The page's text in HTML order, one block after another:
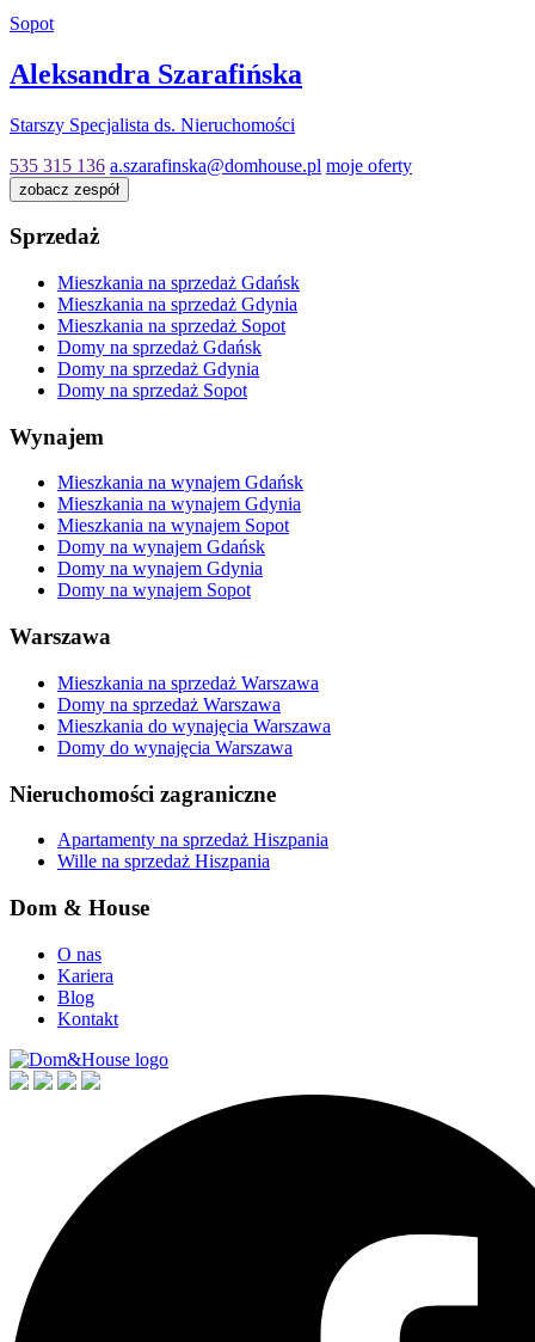
Sopot
Aleksandra Szarafińska
Starszy Specjalista ds. Nieruchomości
535 315 136 a.szarafinska@domhouse.pl moje oferty
zobacz zespół
Sprzedaż
Mieszkania na sprzedaż Gdańsk
Mieszkania na sprzedaż Gdynia
Mieszkania na sprzedaż Sopot
Domy na sprzedaż Gdańsk
Domy na sprzedaż Gdynia
Domy na sprzedaż Sopot
Wynajem
Mieszkania na wynajem Gdańsk
Mieszkania na wynajem Gdynia
Mieszkania na wynajem Sopot
Domy na wynajem Gdańsk
Domy na wynajem Gdynia
Domy na wynajem Sopot
Warszawa
Mieszkania na sprzedaż Warszawa
Domy na sprzedaż Warszawa
Mieszkania do wynajęcia Warszawa
Domy do wynajęcia Warszawa
Nieruchomości zagraniczne
Apartamenty na sprzedaż Hiszpania
Wille na sprzedaż Hiszpania
Dom & House
O nas
Kariera
Blog
Kontakt